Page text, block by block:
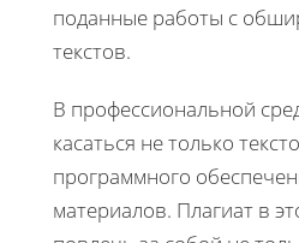
поданные работы с
текстов.
В профессиональной
касаться не только
программного
материалов. Плагиат в